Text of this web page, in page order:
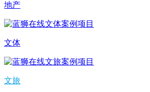
地产
文体
文旅